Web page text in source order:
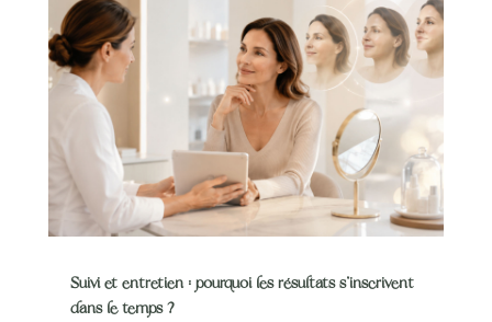
Suivi et entretien : pourquoi les résultats s’inscrivent
dans le temps ?